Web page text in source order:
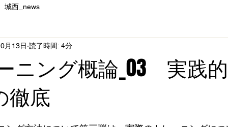
城西_news
ニング概論_03 実践
徹底
月13日 読了時間: 4分